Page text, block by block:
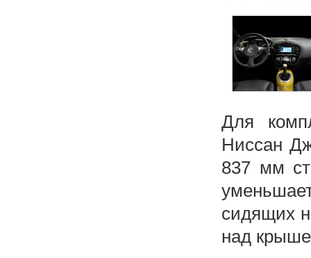
Для
Ниссан
837 мм
сидящих
над